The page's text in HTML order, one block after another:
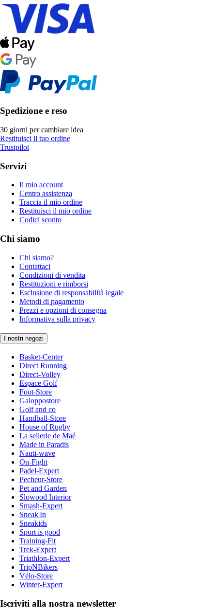
Spedizione e reso
30 giorni per cambiare idea
Restituisci il tuo ordine
Trustpilot
Servizi
Il mio account
Centro assistenza
Traccia il mio ordine
Restituisci il mio ordine
Codici sconto
Chi siamo
Chi siamo?
Contattaci
Condizioni di vendita
Restituzioni e rimborsi
Esclusione di responsabilità legale
Metodi di pagamento
Prezzi e opzioni di consegna
Informativa sulla privacy
I nostri negozi
Basket-Center
Direct Running
Direct-Volley
Espace Golf
Foot-Store
Galoppostore
Golf and co
Handball-Store
House of Rugby
La sellerie de Maé
Made in Paradis
Nauti-wave
On-Fight
Padel-Expert
Pecheur-Store
Pet and Garden
Slowood Interior
Smash-Expert
Sneak'In
Sneakids
Sport is good
Training-Fit
Trek-Expert
Triathlon-Expert
TripNBikers
Vélo-Store
Winter-Expert
Iscriviti alla nostra newsletter